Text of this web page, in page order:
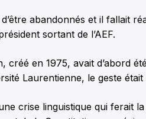
abandonnés et il fallait
sortant de l’AEF.
en 1975, avait d’abord
Laurentienne, le geste
crise linguistique qui ferait